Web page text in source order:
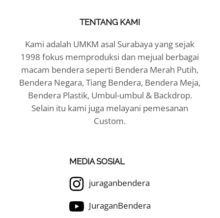
TENTANG KAMI
Kami adalah UMKM asal Surabaya yang sejak
1998 fokus memproduksi dan mejual berbagai
macam bendera seperti Bendera Merah Putih,
Bendera Negara, Tiang Bendera, Bendera Meja,
Bendera Plastik, Umbul-umbul & Backdrop.
Selain itu kami juga melayani pemesanan
Custom.
MEDIA SOSIAL
juraganbendera
JuraganBendera